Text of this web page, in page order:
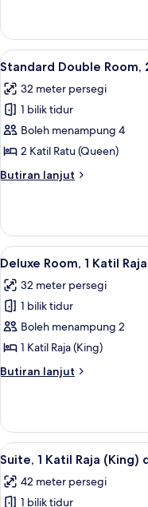
(Queen)
Room,
Katil
(Queen)
Lihat
semua
foto
untuk
Standard
Double
Room,
2
Ratu
(Queen)
5
Standard Double Room,
32 meter persegi
1 bilik tidur
Boleh menampung 4
2 Katil Ratu (Queen)
Butiran lanjut
Butiran
Double
Room,
2
Ratu
(Queen)
Lihat
semua
foto
untuk
Deluxe
Room,
1
Katil
(King),
Balcony
6
Deluxe Room, 1 Katil
32 meter persegi
1 bilik tidur
Boleh menampung 2
1 Katil Raja (King)
Butiran lanjut
Butiran
Room,
Katil
(King),
Balcony
Lihat
semua
foto
6
Suite, 1 Katil Raja (King)
42 meter persegi
1 bilik tidur